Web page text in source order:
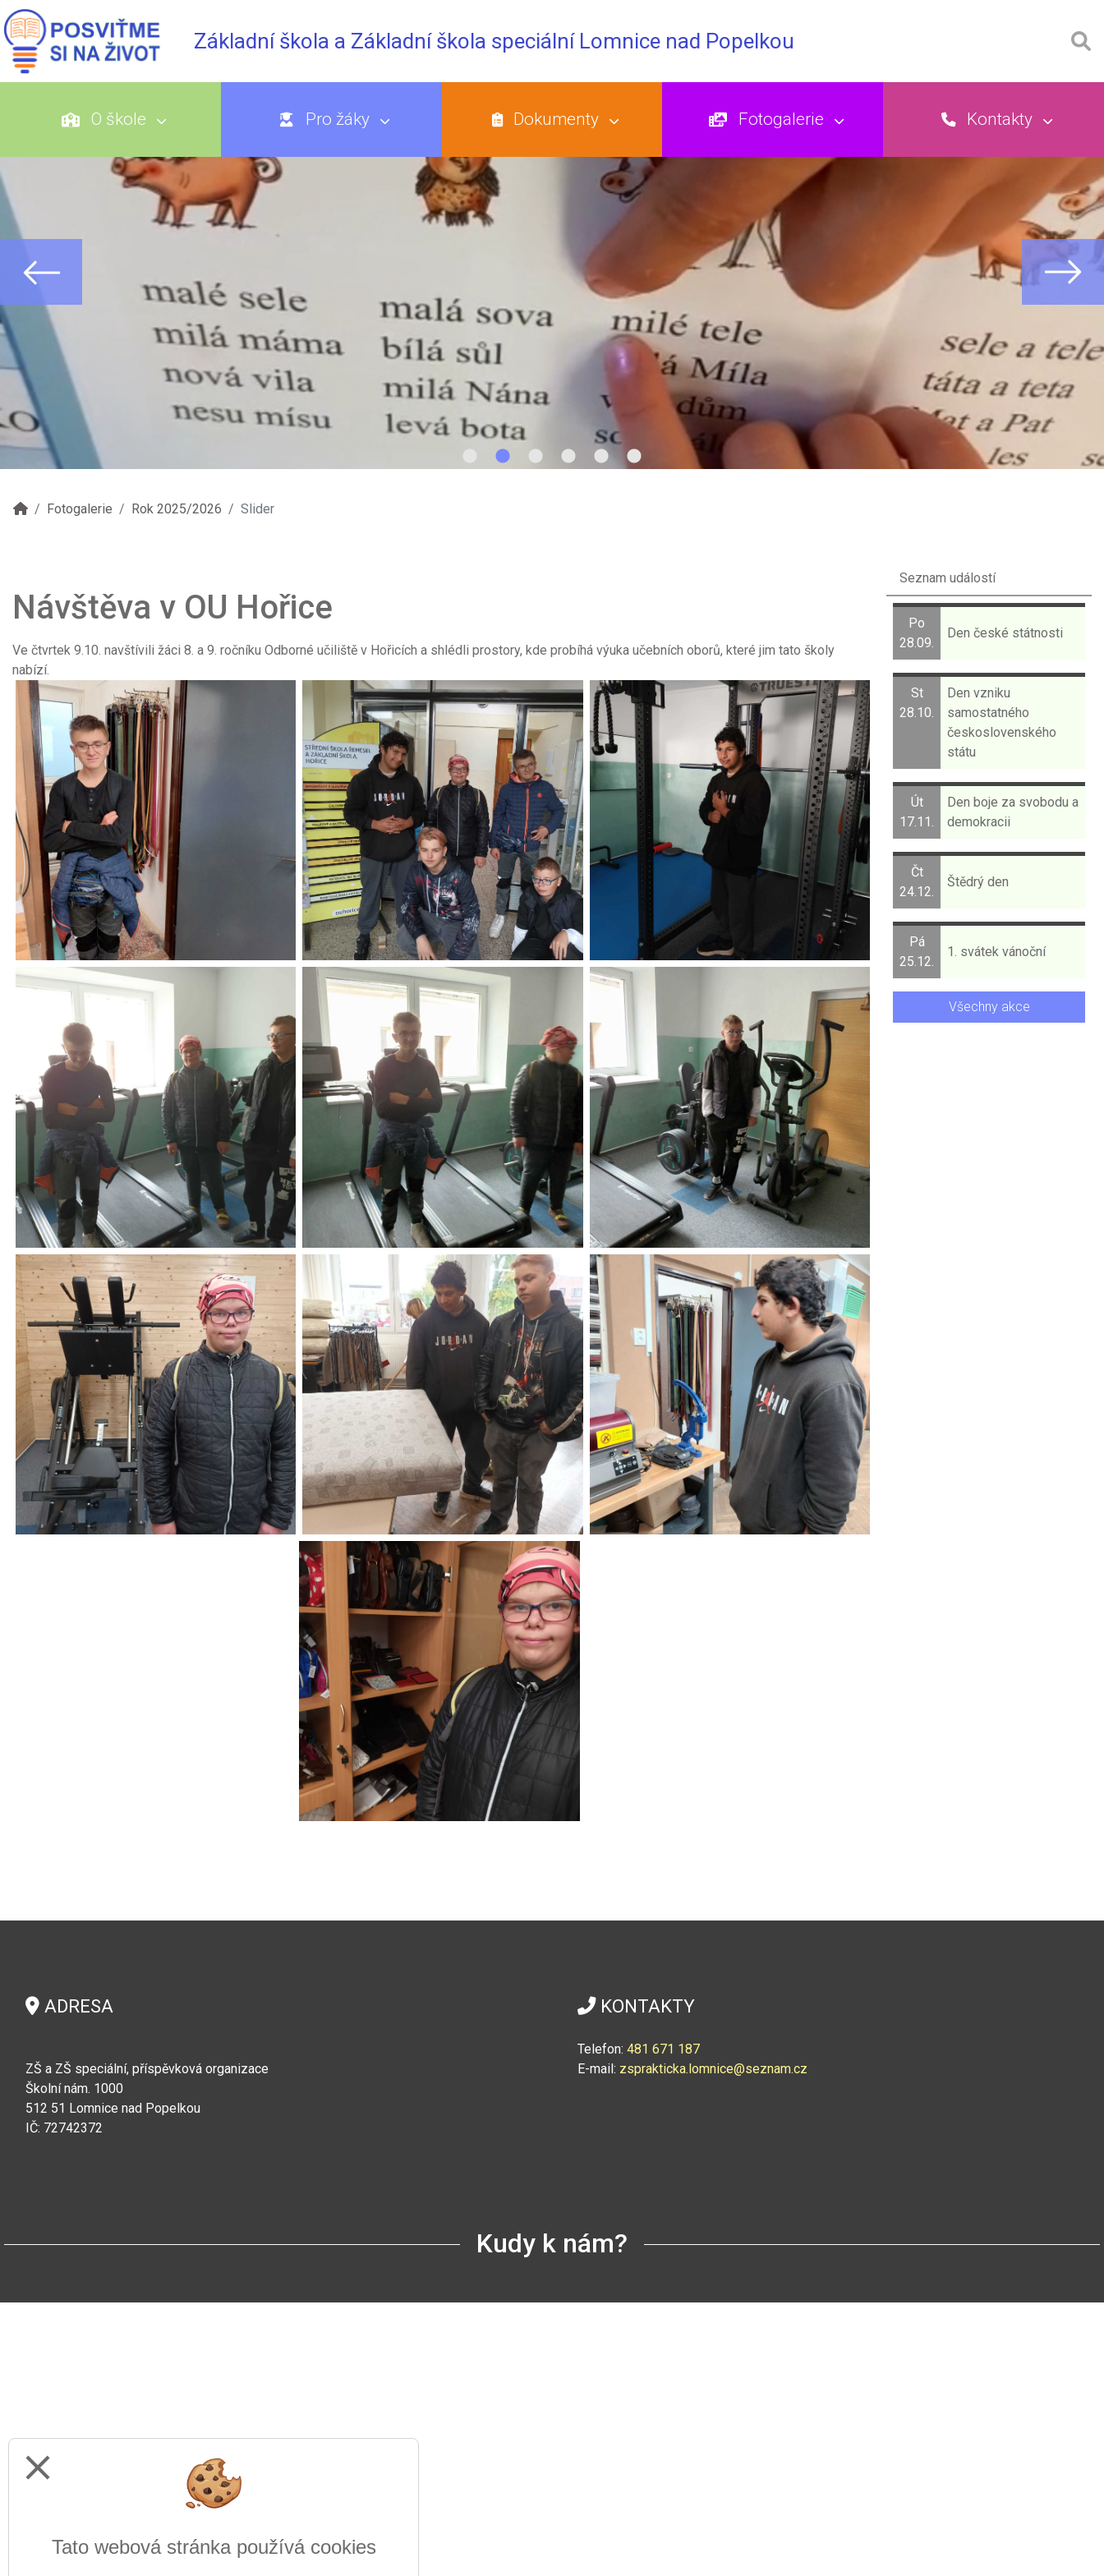
Základní škola a Základní škola speciální Lomnice nad Popelkou
O škole Pro žáky Dokumenty Fotogalerie Kontakty
Fotogalerie Rok 2025/2026 Slider
Návštěva v OU Hořice
Ve čtvrtek 9.10. navštívili žáci 8. a 9. ročníku Odborné učiliště v Hořicích a shlédli prostory, kde probíhá výuka učebních oborů, které jim tato školy
nabízí.
Seznam událostí
Po
28.09.
Den české státnosti
St
28.10.
Den vzniku
samostatného
československého
státu
Út
17.11.
Den boje za svobodu a
demokracii
Čt
24.12.
Štědrý den
Pá
25.12.
1. svátek vánoční
Všechny akce
ADRESA
ZŠ a ZŠ speciální, příspěvková organizace
Školní nám. 1000
512 51 Lomnice nad Popelkou
IČ: 72742372
KONTAKTY
Telefon: 481 671 187
E-mail: zsprakticka.lomnice@seznam.cz
Kudy k nám?
close
Tato webová stránka používá cookies